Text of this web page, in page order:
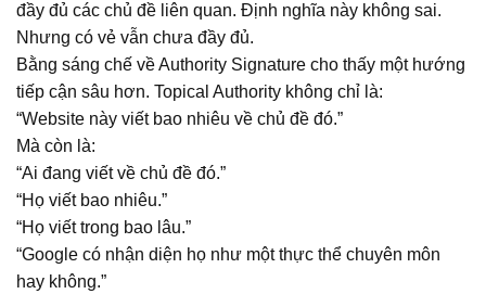
đầy đủ các chủ đề liên quan. Định nghĩa này không sai.
Nhưng có vẻ vẫn chưa đầy đủ.
Bằng sáng chế về Authority Signature cho thấy một hướng
tiếp cận sâu hơn. Topical Authority không chỉ là:
“Website này viết bao nhiêu về chủ đề đó.”
Mà còn là:
“Ai đang viết về chủ đề đó.”
“Họ viết bao nhiêu.”
“Họ viết trong bao lâu.”
“Google có nhận diện họ như một thực thể chuyên môn
hay không.”